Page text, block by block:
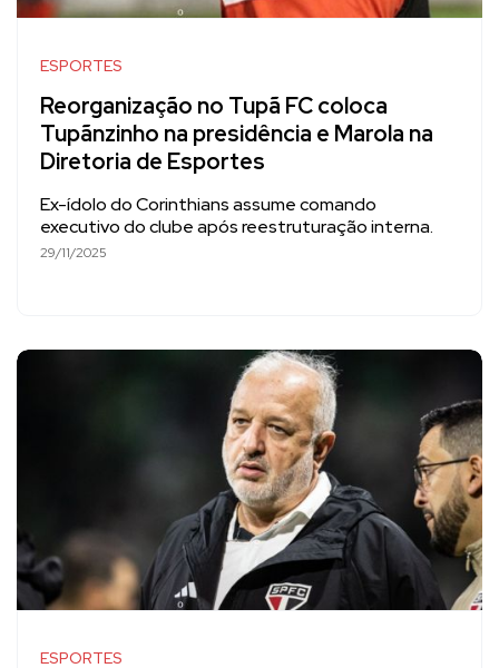
ESPORTES
Reorganização no Tupã FC coloca
Tupãnzinho na presidência e Marola na
Diretoria de Esportes
Ex-ídolo do Corinthians assume comando
executivo do clube após reestruturação interna.
29/11/2025
ESPORTES